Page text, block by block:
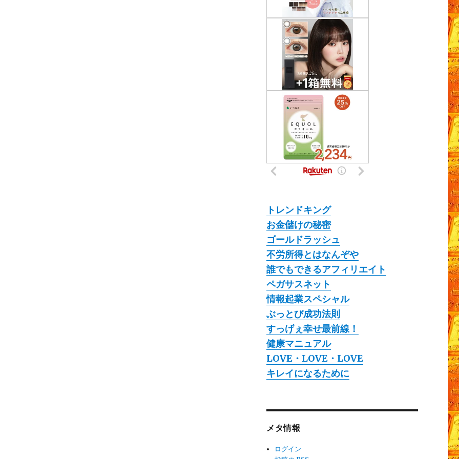
トレンドキング
お金儲けの秘密
ゴールドラッシュ
不労所得とはなんぞや
誰でもできるアフィリエイト
ペガサスネット
情報起業スペシャル
ぶっとび成功法則
すっげぇ幸せ最前線！
健康マニュアル
LOVE・LOVE・LOVE
キレイになるために
メタ情報
ログイン